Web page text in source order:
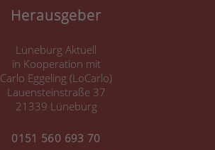
Herausgeber
Lüneburg Aktuell
in Kooperation mit
Carlo Eggeling (LoCarlo)
Lauensteinstraße 37
21339 Lüneburg
0151 560 693 70